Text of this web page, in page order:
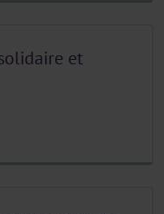
et